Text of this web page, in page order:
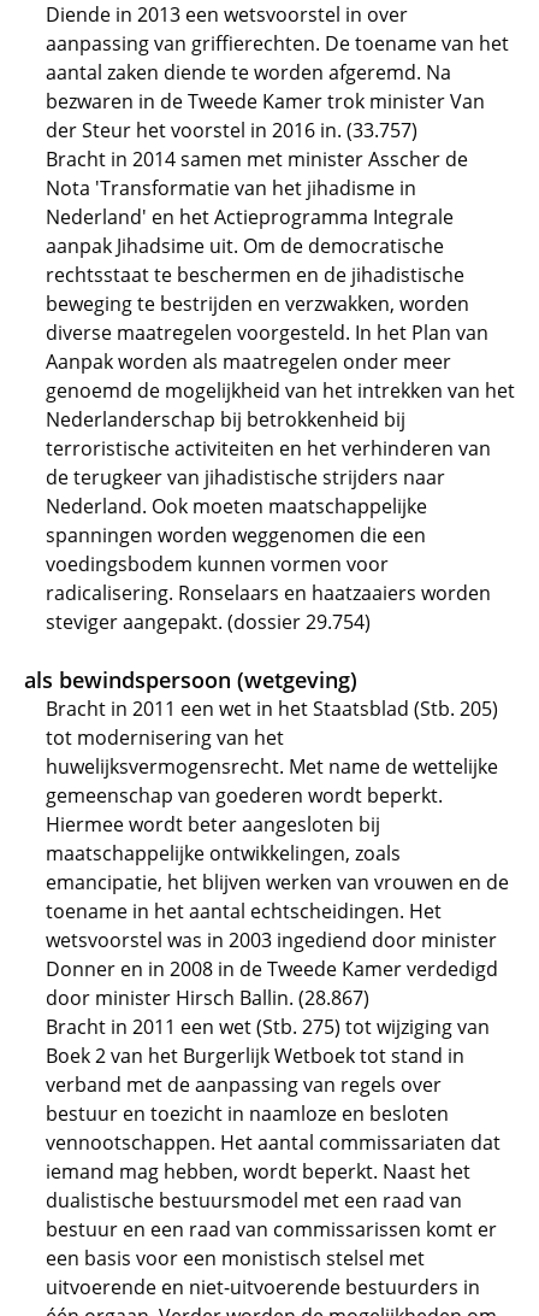
Diende in 2013 een wetsvoorstel in over
aanpassing van griffierechten. De toename van het
aantal zaken diende te worden afgeremd. Na
bezwaren in de Tweede Kamer trok minister Van
der Steur het voorstel in 2016 in. (33.757)
Bracht in 2014 samen met minister Asscher de
Nota 'Transformatie van het jihadisme in
Nederland' en het Actieprogramma Integrale
aanpak Jihadsime uit. Om de democratische
rechtsstaat te beschermen en de jihadistische
beweging te bestrijden en verzwakken, worden
diverse maatregelen voorgesteld. In het Plan van
Aanpak worden als maatregelen onder meer
genoemd de mogelijkheid van het intrekken van het
Nederlanderschap bij betrokkenheid bij
terroristische activiteiten en het verhinderen van
de terugkeer van jihadistische strijders naar
Nederland. Ook moeten maatschappelijke
spanningen worden weggenomen die een
voedingsbodem kunnen vormen voor
radicalisering. Ronselaars en haatzaaiers worden
steviger aangepakt. (dossier 29.754)
als bewindspersoon (wetgeving)
Bracht in 2011 een wet in het Staatsblad (Stb. 205)
tot modernisering van het
huwelijksvermogensrecht. Met name de wettelijke
gemeenschap van goederen wordt beperkt.
Hiermee wordt beter aangesloten bij
maatschappelijke ontwikkelingen, zoals
emancipatie, het blijven werken van vrouwen en de
toename in het aantal echtscheidingen. Het
wetsvoorstel was in 2003 ingediend door minister
Donner en in 2008 in de Tweede Kamer verdedigd
door minister Hirsch Ballin. (28.867)
Bracht in 2011 een wet (Stb. 275) tot wijziging van
Boek 2 van het Burgerlijk Wetboek tot stand in
verband met de aanpassing van regels over
bestuur en toezicht in naamloze en besloten
vennootschappen. Het aantal commissariaten dat
iemand mag hebben, wordt beperkt. Naast het
dualistische bestuursmodel met een raad van
bestuur en een raad van commissarissen komt er
een basis voor een monistisch stelsel met
uitvoerende en niet-uitvoerende bestuurders in